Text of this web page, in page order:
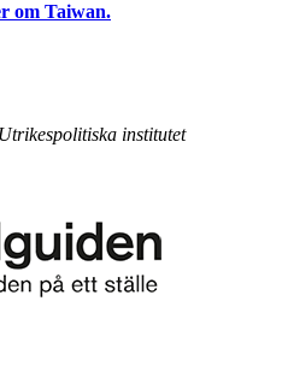
om Taiwan.
institutet